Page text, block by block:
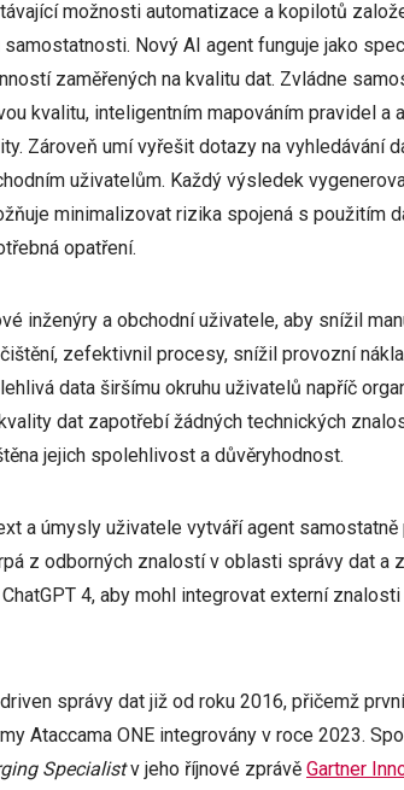
možnosti automatizace a kopilotů
Nový AI agent funguje jako
zaměřených na kvalitu dat. Zvládne
kvalitu, inteligentním mapováním pravidel a
Zároveň umí vyřešit dotazy na vyhledávání
uživatelům. Každý výsledek
minimalizovat rizika spojená s použitím
opatření.
inženýry a obchodní uživatele, aby snížil
zefektivnil procesy, snížil provozní
data širšímu okruhu uživatelů napříč
dat zapotřebí žádných technických
jejich spolehlivost a důvěryhodnost.
a úmysly uživatele vytváří agent samostatně
z odborných znalostí v oblasti správy dat a
4, aby mohl integrovat externí
správy dat již od roku 2016, přičemž
Ataccama ONE integrovány v roce 2023.
Specialistv jeho říjnové zprávě Gartner